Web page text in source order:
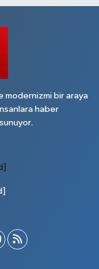
modernizmi bir araya
haber